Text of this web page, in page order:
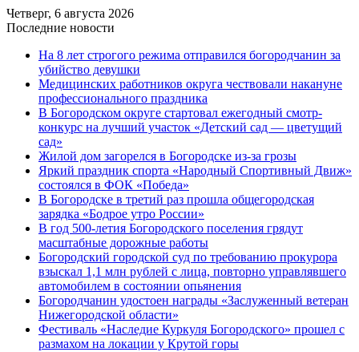
Четверг, 6 августа 2026
Последние новости
На 8 лет строгого режима отправился богородчанин за
убийство девушки
Медицинских работников округа чествовали накануне
профессионального праздника
В Богородском округе стартовал ежегодный смотр-
конкурс на лучший участок «Детский сад — цветущий
сад»
Жилой дом загорелся в Богородске из-за грозы
Яркий праздник спорта «Народный Спортивный Движ»
состоялся в ФОК «Победа»
В Богородске в третий раз прошла общегородская
зарядка «Бодрое утро России»
В год 500-летия Богородского поселения грядут
масштабные дорожные работы
️Богородский городской суд по требованию прокурора
взыскал 1,1 млн рублей с лица, повторно управлявшего
автомобилем в состоянии опьянения
Богородчанин удостоен награды «Заслуженный ветеран
Нижегородской области»
Фестиваль «Наследие Куркуля Богородского» прошел с
размахом на локации у Крутой горы